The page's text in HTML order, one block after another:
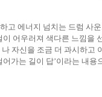
고 에너지 넘치는 드럼 사
이 어우러져 색다른 느낌을
나 자신을 조금 더 과시하고
어가는 길이 답’이라는 내용